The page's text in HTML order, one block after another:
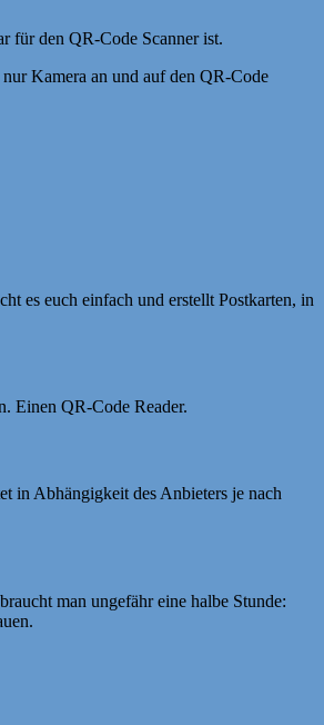
für den QR-Code Scanner ist.
Kamera an und auf den QR-Code
es euch einfach und erstellt Postkarten, in
Einen QR-Code Reader.
in Abhängigkeit des Anbieters je nach
man ungefähr eine halbe Stunde: